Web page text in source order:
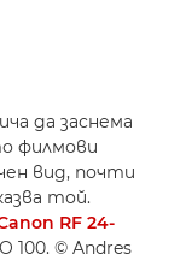
да заснема
филмови
вид, почти
той.
RF 24-
100. © Andres